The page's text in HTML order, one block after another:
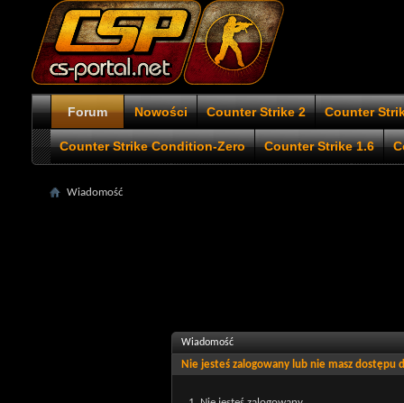
Forum Nowości Counter Strike 2 Counter
Counter Strike Condition-Zero Counter Strike 1.6
Wiadomość
Wiadomość
Nie jesteś zalogowany lub nie masz